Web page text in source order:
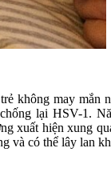
không may
lại HSV-1.
xuất hiện xung
có thể lây lan